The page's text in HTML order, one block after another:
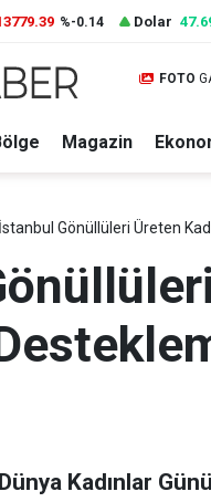
%-0.14 Dolar
FOTO
Magazin
İstanbul Gönüllüleri Üreten
Kadınlar